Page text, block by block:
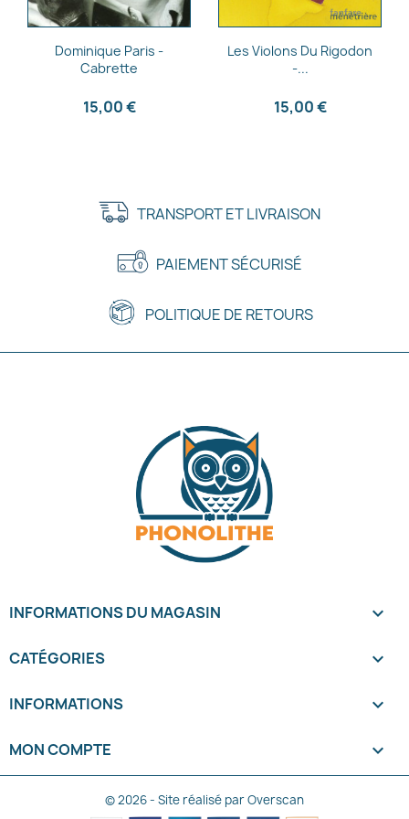
Aperçu rapide
Dominique Paris -
Cabrette
15,00 €
Aperçu rapide
Les Violons Du Rigodon
-...
15,00 €
TRANSPORT ET LIVRAISON
PAIEMENT SÉCURISÉ
POLITIQUE DE RETOURS
INFORMATIONS DU MAGASIN keyboard_arrow_down
CATÉGORIES 
INFORMATIONS 
MON COMPTE 
© 2026 - Site réalisé par Overscan